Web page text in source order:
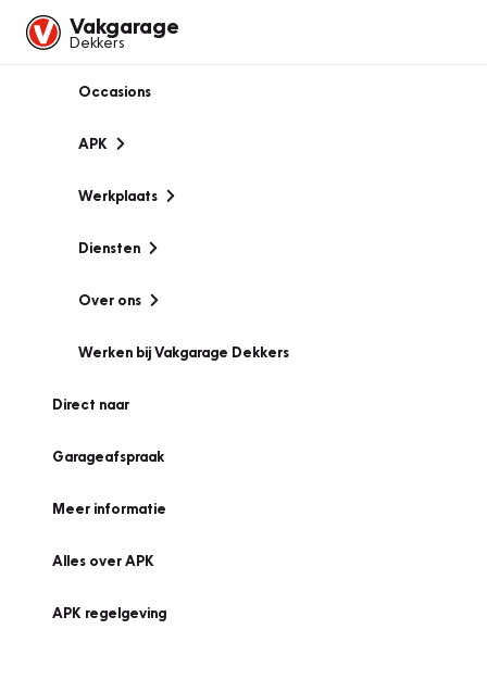
Vakgarage
Dekkers
Occasions
APK
Werkplaats
Diensten
Over ons
Werken bij Vakgarage Dekkers
Direct naar
Garageafspraak
Meer informatie
Alles over APK
APK regelgeving